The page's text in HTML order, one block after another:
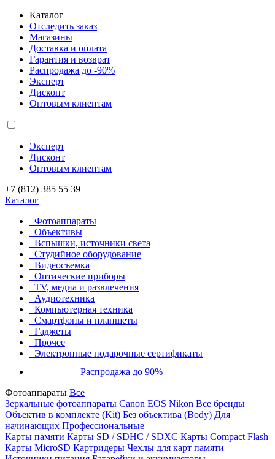
Каталог
Отследить заказ
Магазины
Доставка и оплата
Гарантия и возврат
Распродажа до -90%
Эксперт
Дисконт
Оптовым клиентам
Эксперт
Дисконт
Оптовым клиентам
+7 (812) 385 55 39
Каталог
Фотоаппараты
Объективы
Вспышки, источники света
Студийное оборудование
Видеосъемка
Оптические приборы
TV, медиа и развлечения
Аудиотехника
Компьютерная техника
Смартфоны и планшеты
Гаджеты
Прочее
Электронные подарочные сертификаты
Распродажа до 90%
Фотоаппараты Все
Зеркальные фотоаппараты Canon EOS Nikon Все бренды
Объектив в комплекте (Kit) Без объектива (Body) Для
начинающих Профессиональные
Карты памяти Карты SD / SDHC / SDXC Карты Compact Flash
Карты MicroSD Картридеры Чехлы для карт памяти